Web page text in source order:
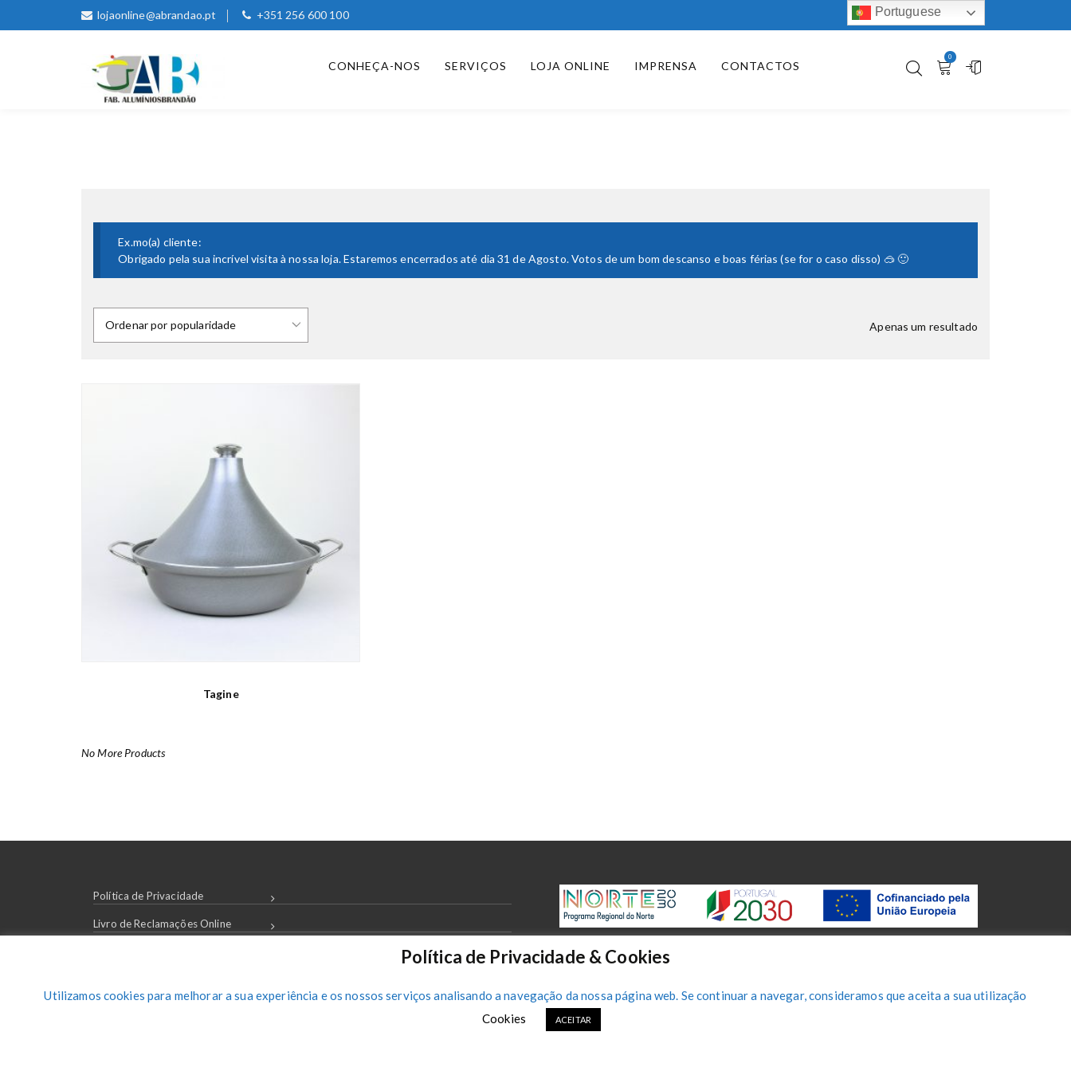
lojaonline@abrandao.pt +351 256 600 100
CONHEÇA-NOS SERVIÇOS LOJA ONLINE IMPRENSA CONTACTOS
0
Ex.mo(a) cliente:
Obrigado pela sua incrível visita à nossa loja. Estaremos encerrados até dia 31 de Agosto. Votos de um bom descanso e boas férias (se for o caso disso) 🥽 🙂
Apenas um resultado
Tagine
No More Products
Política de Privacidade
Livro de Reclamações Online
Política de Privacidade & Cookies
Utilizamos cookies para melhorar a sua experiência e os nossos serviços analisando a navegação da nossa página web. Se continuar a navegar, consideramos que aceita a sua utilização
Cookies
ACEITAR
Portuguese